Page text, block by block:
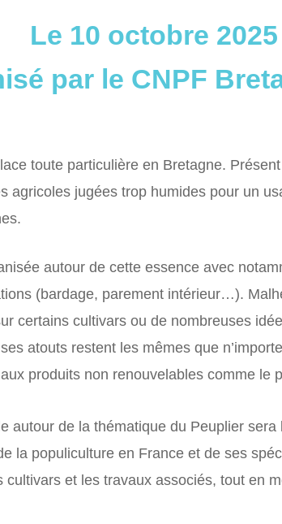
Le 10 octobre
par le CNPF
toute particulière en Bretagne.
agricoles jugées trop humides pour un
autour de cette essence avec
(bardage, parement intérieur…).
certains cultivars ou de nombreuses
atouts restent les mêmes que
produits non renouvelables comme le
autour de la thématique du Peuplier
la populiculture en France et de ses
cultivars et les travaux associés, tout en